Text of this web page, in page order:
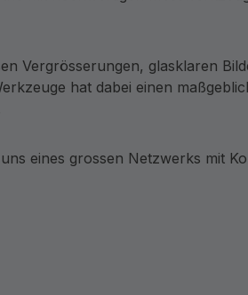
Vergrösserungen, glasklaren
hat dabei einen
eines grossen Netzwerks mit